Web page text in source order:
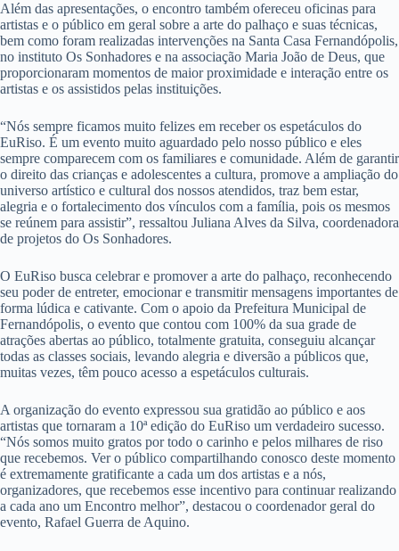
Além das apresentações, o encontro também ofereceu oficinas para
artistas e o público em geral sobre a arte do palhaço e suas técnicas,
bem como foram realizadas intervenções na Santa Casa Fernandópolis,
no instituto Os Sonhadores e na associação Maria João de Deus, que
proporcionaram momentos de maior proximidade e interação entre os
artistas e os assistidos pelas instituições.
“Nós sempre ficamos muito felizes em receber os espetáculos do
EuRiso. É um evento muito aguardado pelo nosso público e eles
sempre comparecem com os familiares e comunidade. Além de garantir
o direito das crianças e adolescentes a cultura, promove a ampliação do
universo artístico e cultural dos nossos atendidos, traz bem estar,
alegria e o fortalecimento dos vínculos com a família, pois os mesmos
se reúnem para assistir”, ressaltou Juliana Alves da Silva, coordenadora
de projetos do Os Sonhadores.
O EuRiso busca celebrar e promover a arte do palhaço, reconhecendo
seu poder de entreter, emocionar e transmitir mensagens importantes de
forma lúdica e cativante. Com o apoio da Prefeitura Municipal de
Fernandópolis, o evento que contou com 100% da sua grade de
atrações abertas ao público, totalmente gratuita, conseguiu alcançar
todas as classes sociais, levando alegria e diversão a públicos que,
muitas vezes, têm pouco acesso a espetáculos culturais.
A organização do evento expressou sua gratidão ao público e aos
artistas que tornaram a 10ª edição do EuRiso um verdadeiro sucesso.
“Nós somos muito gratos por todo o carinho e pelos milhares de riso
que recebemos. Ver o público compartilhando conosco deste momento
é extremamente gratificante a cada um dos artistas e a nós,
organizadores, que recebemos esse incentivo para continuar realizando
a cada ano um Encontro melhor”, destacou o coordenador geral do
evento, Rafael Guerra de Aquino.